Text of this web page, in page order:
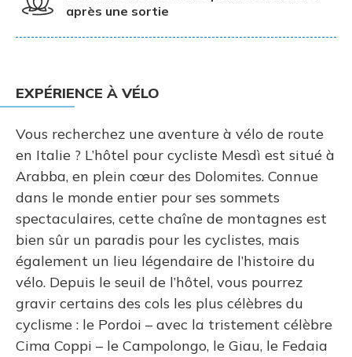
après une sortie
EXPÉRIENCE À VÉLO
Vous recherchez une aventure à vélo de route
en Italie ? L’hôtel pour cycliste Mesdì est situé à
Arabba, en plein cœur des Dolomites. Connue
dans le monde entier pour ses sommets
spectaculaires, cette chaîne de montagnes est
bien sûr un paradis pour les cyclistes, mais
également un lieu légendaire de l’histoire du
vélo. Depuis le seuil de l’hôtel, vous pourrez
gravir certains des cols les plus célèbres du
cyclisme : le Pordoi – avec la tristement célèbre
Cima Coppi – le Campolongo, le Giau, le Fedaia